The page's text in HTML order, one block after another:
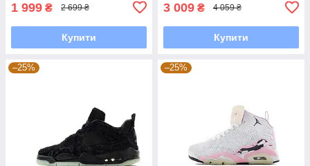
1 999 ₴ 2 699 ₴
Купити
3 009 ₴ 4 059 ₴
Купити
–25% –25%